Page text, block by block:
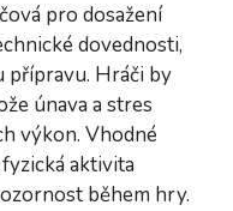
pro dosažení
dovednosti,
přípravu. Hráči by
únava a stres
výkon. Vhodné
aktivita
během hry.